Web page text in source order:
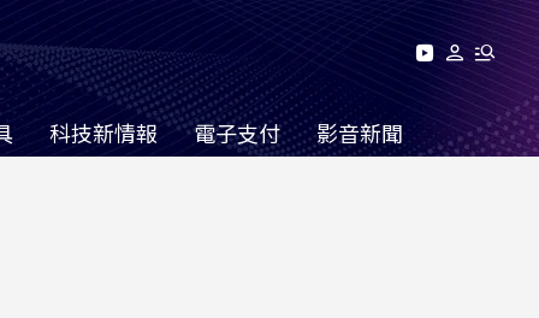
科技新情報 電子支付 影音新聞